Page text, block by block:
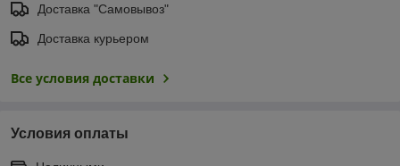
Доставка "Самовывоз"
Доставка курьером
Все условия доставки
Условия оплаты